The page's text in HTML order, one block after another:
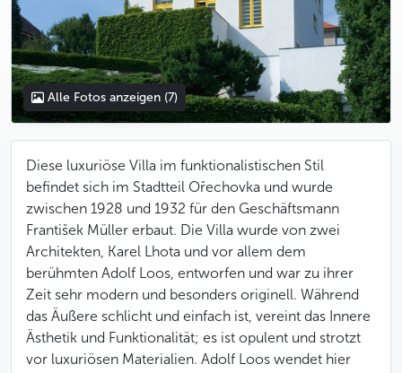
Alle Fotos anzeigen (7)
Diese luxuriöse Villa im funktionalistischen Stil
befindet sich im Stadtteil Ořechovka und wurde
zwischen 1928 und 1932 für den Geschäftsmann
František Müller erbaut. Die Villa wurde von zwei
Architekten, Karel Lhota und vor allem dem
berühmten Adolf Loos, entworfen und war zu ihrer
Zeit sehr modern und besonders originell. Während
das Äußere schlicht und einfach ist, vereint das Innere
Ästhetik und Funktionalität; es ist opulent und strotzt
vor luxuriösen Materialien. Adolf Loos wendet hier